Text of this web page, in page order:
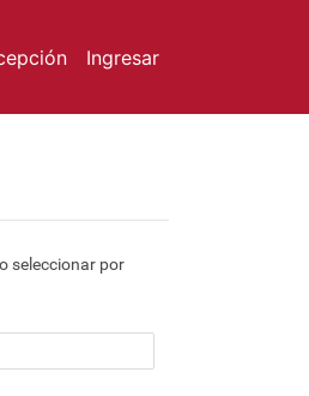
Ingresar
seleccionar por